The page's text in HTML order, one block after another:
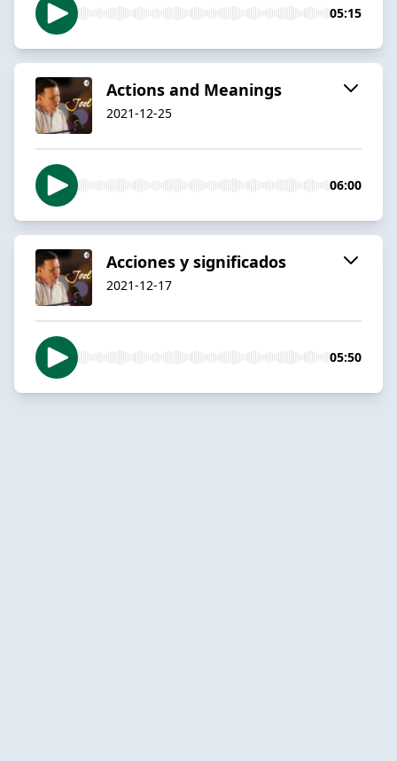
05:15
Actions and Meanings
2021-12-25
06:00
Acciones y significados
2021-12-17
05:50